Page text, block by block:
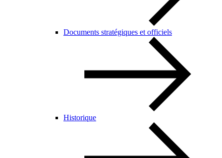
Documents stratégiques et officiels
Historique